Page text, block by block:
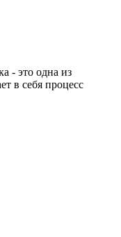
- это одна из
в себя процесс